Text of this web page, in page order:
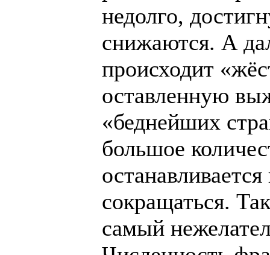
недолго,
снижаются. А
происходит
оставленную
«беднейших
большое
сокращаться.
самый